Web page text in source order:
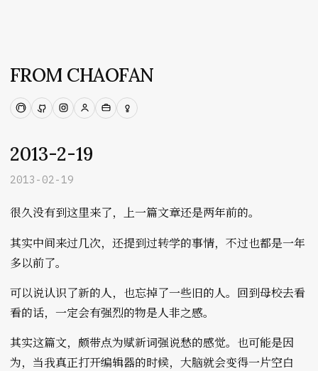
FROM CHAOFAN
Mastodon
GitHubInstagram
Persona
WorkIdeas
2013-2-19
2013-02-19
很久没有到这里来了，上一篇文章还是两年前的。
其实中间来过几次，还提到过转学的事情，不过也都是一年
多以前了。
可以说认识了新的人，也忘掉了一些旧的人。回到母校去看
看的话，一定会有强烈的物是人非之感。
其实这篇文，颇带点为赋新词强说愁的感觉。也可能是因
为，当我真正打开编辑器的时候，大脑就会变得一片空白